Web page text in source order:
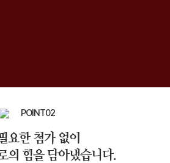
요한 첨가 없이
의 힘을 담아냈습니다.